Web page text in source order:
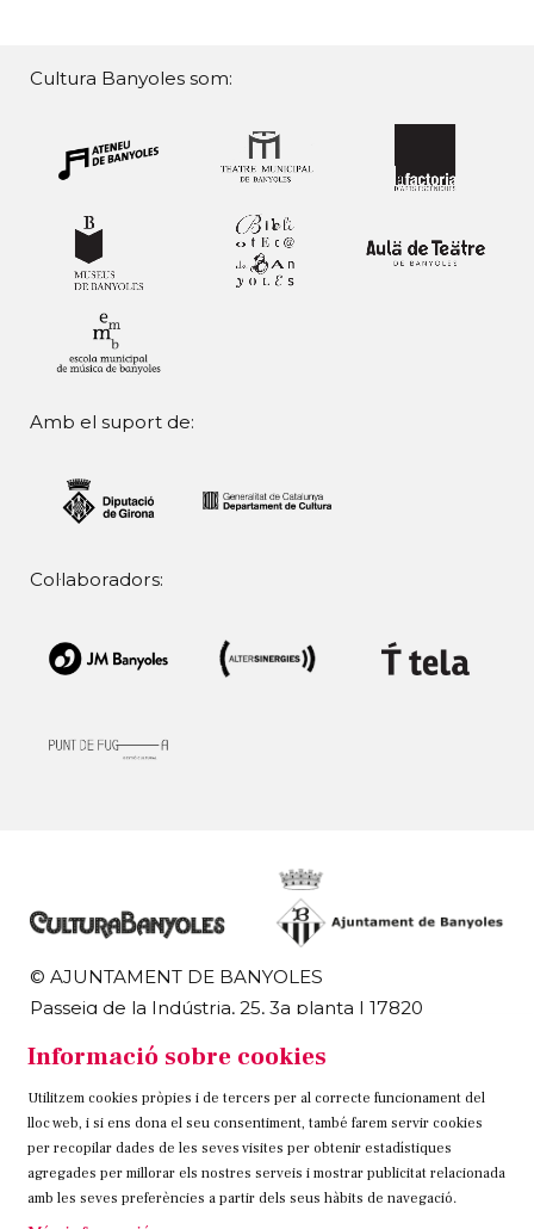
Cultura Banyoles som:
Amb el suport de:
Col·laboradors:
© AJUNTAMENT DE BANYOLES
Passeig de la Indústria, 25, 3a planta | 17820
972 58 18 48 | 972 57 00 50
Sitemap Avís Legal Ús de Cookies Contacteu
Link a instagram
Link a twitter
Link a facebook
Informació sobre cookies
Utilitzem cookies pròpies i de tercers per al correcte funcionament del
lloc web, i si ens dona el seu consentiment, també farem servir cookies
per recopilar dades de les seves visites per obtenir estadístiques
agregades per millorar els nostres serveis i mostrar publicitat relacionada
amb les seves preferències a partir dels seus hàbits de navegació.